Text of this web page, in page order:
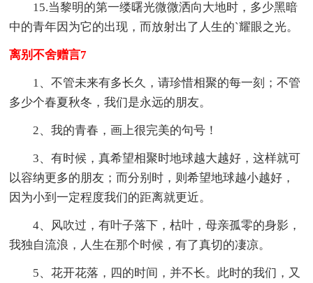
15.当黎明的第一缕曙光微微洒向大地时，多少黑暗
中的青年因为它的出现，而放射出了人生的`耀眼之光。
离别不舍赠言7
1、不管未来有多长久，请珍惜相聚的每一刻；不管
多少个春夏秋冬，我们是永远的朋友。
2、我的青春，画上很完美的句号！
3、有时候，真希望相聚时地球越大越好，这样就可
以容纳更多的朋友；而分别时，则希望地球越小越好，
因为小到一定程度我们的距离就更近。
4、风吹过，有叶子落下，枯叶，母亲孤零的身影，
我独自流浪，人生在那个时候，有了真切的凄凉。
5、花开花落，四的时间，并不长。此时的我们，又